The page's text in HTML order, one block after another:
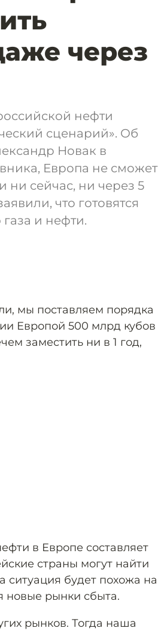
через
нефти
сценарий». Об
Новак в
Европа не сможет
ни сейчас, ни через 5
что готовятся
газа и нефти.
мы поставляем порядка
Европой 500 млрд кубов
заместить ни в 1 год,
в Европе составляет
страны могут найти
ситуация будет похожа на
новые рынки сбыта.
рынков. Тогда наша